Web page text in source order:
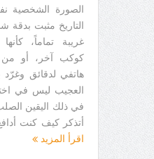
الصورة الشخصية
التاريخ مثبت بدقة
غريبة تماماً،
كوكب آخر، أو
هاتفي لدقائق
العجيب ليس في
في ذلك اليقين
أتذكر كيف كنت
اقرأ المزيد